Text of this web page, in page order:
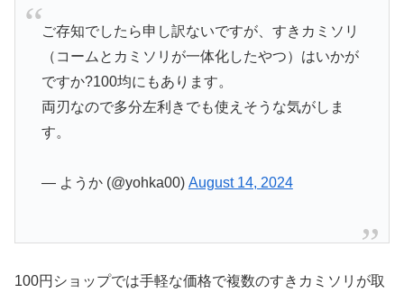
ご存知でしたら申し訳ないですが、すきカミソリ
（コームとカミソリが一体化したやつ）はいかが
ですか?100均にもあります。
両刃なので多分左利きでも使えそうな気がしま
す。
— ようか (@yohka00) August 14, 2024
100円ショップでは手軽な価格で複数のすきカミソリが取